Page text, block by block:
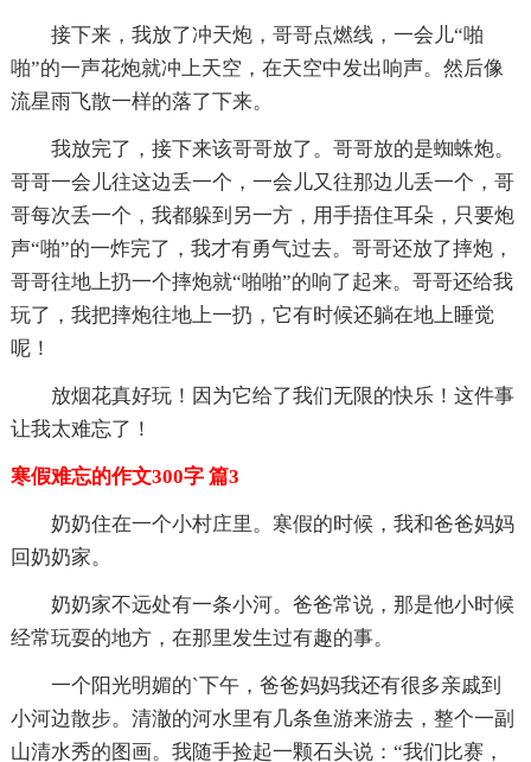
接下来，我放了冲天炮，哥哥点燃线，一会儿“啪
啪”的一声花炮就冲上天空，在天空中发出响声。然后像
流星雨飞散一样的落了下来。
我放完了，接下来该哥哥放了。哥哥放的是蜘蛛炮。
哥哥一会儿往这边丢一个，一会儿又往那边儿丢一个，哥
哥每次丢一个，我都躲到另一方，用手捂住耳朵，只要炮
声“啪”的一炸完了，我才有勇气过去。哥哥还放了摔炮，
哥哥往地上扔一个摔炮就“啪啪”的响了起来。哥哥还给我
玩了，我把摔炮往地上一扔，它有时候还躺在地上睡觉
呢！
放烟花真好玩！因为它给了我们无限的快乐！这件事
让我太难忘了！
寒假难忘的作文300字 篇3
奶奶住在一个小村庄里。寒假的时候，我和爸爸妈妈
回奶奶家。
奶奶家不远处有一条小河。爸爸常说，那是他小时候
经常玩耍的地方，在那里发生过有趣的事。
一个阳光明媚的`下午，爸爸妈妈我还有很多亲戚到
小河边散步。清澈的河水里有几条鱼游来游去，整个一副
山清水秀的图画。我随手捡起一颗石头说：“我们比赛，